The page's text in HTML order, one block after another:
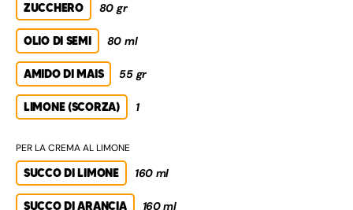
ZUCCHERO 80 gr
OLIO DI SEMI 80 ml
AMIDO DI MAIS 55 gr
LIMONE (SCORZA) 1
PER LA CREMA AL LIMONE
SUCCO DI LIMONE 160 ml
SUCCO DI ARANCIA 160 ml